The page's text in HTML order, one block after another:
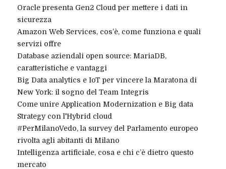
Oracle presenta Gen2 Cloud per mettere i dati in
sicurezza
Amazon Web Services, cos’è, come funziona e quali
servizi offre
Database aziendali open source: MariaDB,
caratteristiche e vantaggi
Big Data analytics e IoT per vincere la Maratona di
New York: il sogno del Team Integris
Come unire Application Modernization e Big data
Strategy con l'Hybrid cloud
#PerMilanoVedo, la survey del Parlamento europeo
rivolta agli abitanti di Milano
Intelligenza artificiale, cosa e chi c’è dietro questo
mercato